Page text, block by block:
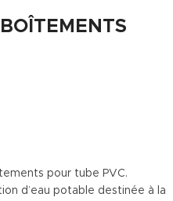
pour tube PVC.
d’eau potable destinée à la